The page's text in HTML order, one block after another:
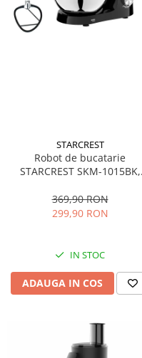
STARCREST
Robot de bucatarie
STARCREST SKM-1015BK,
Accesorii, 10 Viteze + Pulse,
Negru
369,90 RON
299,90 RON
IN STOC
ADAUGA IN COS